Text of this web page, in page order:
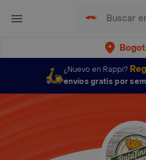
¿Nuevo en Rappi?
envíos gratis por